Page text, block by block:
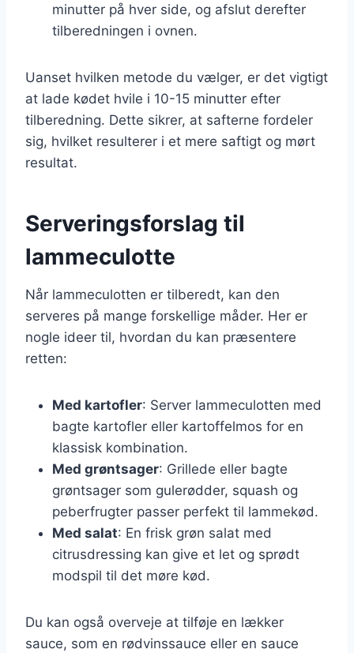
minutter på hver side, og afslut derefter
tilberedningen i ovnen.
Uanset hvilken metode du vælger, er det vigtigt
at lade kødet hvile i 10-15 minutter efter
tilberedning. Dette sikrer, at safterne fordeler
sig, hvilket resulterer i et mere saftigt og mørt
resultat.
Serveringsforslag til
lammeculotte
Når lammeculotten er tilberedt, kan den
serveres på mange forskellige måder. Her er
nogle ideer til, hvordan du kan præsentere
retten:
Med kartofler: Server lammeculotten med
bagte kartofler eller kartoffelmos for en
klassisk kombination.
Med grøntsager: Grillede eller bagte
grøntsager som gulerødder, squash og
peberfrugter passer perfekt til lammekød.
Med salat: En frisk grøn salat med
citrusdressing kan give et let og sprødt
modspil til det møre kød.
Du kan også overveje at tilføje en lækker
sauce, som en rødvinssauce eller en sauce